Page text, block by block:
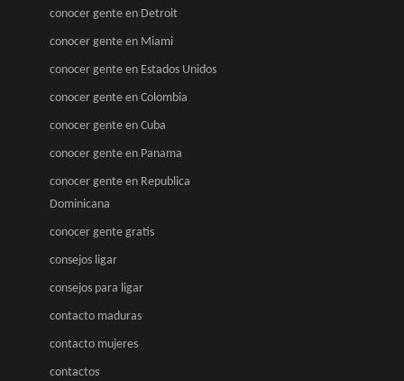
conocer gente en Detroit
conocer gente en Miami
conocer gente en Estados Unidos
conocer gente en Colombia
conocer gente en Cuba
conocer gente en Panama
conocer gente en Republica
Dominicana
conocer gente gratis
consejos ligar
consejos para ligar
contacto maduras
contacto mujeres
contactos